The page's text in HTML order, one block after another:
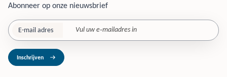
Abonneer op onze nieuwsbrief
E-mail adres
Inschrijven